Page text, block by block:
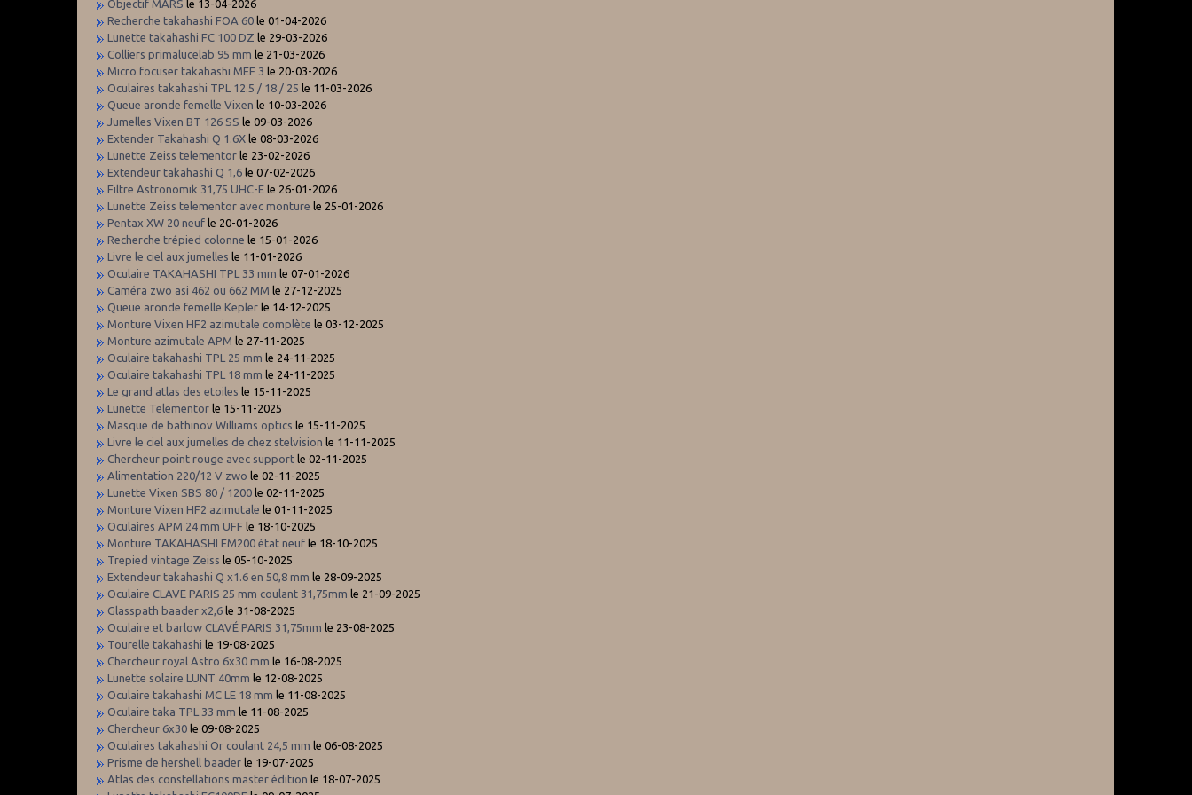
Objectif MARS le 13-04-2026
Recherche takahashi FOA 60 le 01-04-2026
Lunette takahashi FC 100 DZ le 29-03-2026
Colliers primalucelab 95 mm le 21-03-2026
Micro focuser takahashi MEF 3 le 20-03-2026
Oculaires takahashi TPL 12.5 / 18 / 25 le 11-03-2026
Queue aronde femelle Vixen le 10-03-2026
Jumelles Vixen BT 126 SS le 09-03-2026
Extender Takahashi Q 1.6X le 08-03-2026
Lunette Zeiss telementor le 23-02-2026
Extendeur takahashi Q 1,6 le 07-02-2026
Filtre Astronomik 31,75 UHC-E le 26-01-2026
Lunette Zeiss telementor avec monture le 25-01-2026
Pentax XW 20 neuf le 20-01-2026
Recherche trépied colonne le 15-01-2026
Livre le ciel aux jumelles le 11-01-2026
Oculaire TAKAHASHI TPL 33 mm le 07-01-2026
Caméra zwo asi 462 ou 662 MM le 27-12-2025
Queue aronde femelle Kepler le 14-12-2025
Monture Vixen HF2 azimutale complète le 03-12-2025
Monture azimutale APM le 27-11-2025
Oculaire takahashi TPL 25 mm le 24-11-2025
Oculaire takahashi TPL 18 mm le 24-11-2025
Le grand atlas des etoiles le 15-11-2025
Lunette Telementor le 15-11-2025
Masque de bathinov Williams optics le 15-11-2025
Livre le ciel aux jumelles de chez stelvision le 11-11-2025
Chercheur point rouge avec support le 02-11-2025
Alimentation 220/12 V zwo le 02-11-2025
Lunette Vixen SBS 80 / 1200 le 02-11-2025
Monture Vixen HF2 azimutale le 01-11-2025
Oculaires APM 24 mm UFF le 18-10-2025
Monture TAKAHASHI EM200 état neuf le 18-10-2025
Trepied vintage Zeiss le 05-10-2025
Extendeur takahashi Q x1.6 en 50,8 mm le 28-09-2025
Oculaire CLAVE PARIS 25 mm coulant 31,75mm le 21-09-2025
Glasspath baader x2,6 le 31-08-2025
Oculaire et barlow CLAVÉ PARIS 31,75mm le 23-08-2025
Tourelle takahashi le 19-08-2025
Chercheur royal Astro 6x30 mm le 16-08-2025
Lunette solaire LUNT 40mm le 12-08-2025
Oculaire takahashi MC LE 18 mm le 11-08-2025
Oculaire taka TPL 33 mm le 11-08-2025
Chercheur 6x30 le 09-08-2025
Oculaires takahashi Or coulant 24,5 mm le 06-08-2025
Prisme de hershell baader le 19-07-2025
Atlas des constellations master édition le 18-07-2025